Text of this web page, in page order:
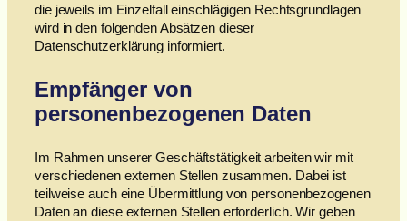
die jeweils im Einzelfall einschlägigen Rechtsgrundlagen
wird in den folgenden Absätzen dieser
Datenschutzerklärung informiert.
Empfänger von
personenbezogenen Daten
Im Rahmen unserer Geschäftstätigkeit arbeiten wir mit
verschiedenen externen Stellen zusammen. Dabei ist
teilweise auch eine Übermittlung von personenbezogenen
Daten an diese externen Stellen erforderlich. Wir geben